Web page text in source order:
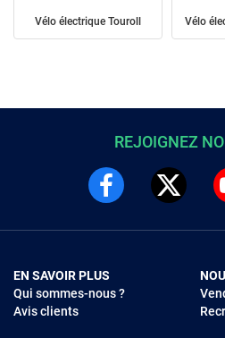
Vélo électrique Touroll Vélo
REJOIGNEZ
EN SAVOIR PLUS
Qui sommes-nous ?
Avis clients